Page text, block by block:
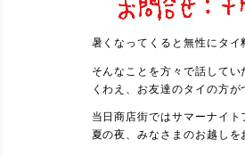
暑くなってくると無性にタ
そんなことを方々で話して
くわえ、お友達のタイの方
当日商店街ではサマーナイ
夏の夜、みなさまのお越しを